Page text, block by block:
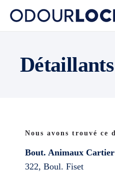
Détaillants
Nous avons trouvé
Bout. Animaux Cartier
322, Boul. Fiset